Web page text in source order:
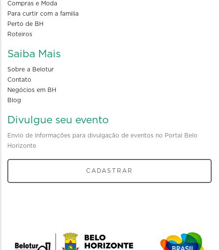
Compras e Moda
Para curtir com a familia
Perto de BH
Roteiros
Saiba Mais
Sobre a Belotur
Contato
Negócios em BH
Blog
Divulgue seu evento
Envio de informações para divulgação de eventos no Portal Belo
Horizonte
CADASTRAR